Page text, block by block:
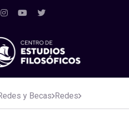
y Becas Redes